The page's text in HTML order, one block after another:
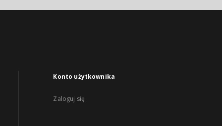
Konto użytkownika
Zaloguj się